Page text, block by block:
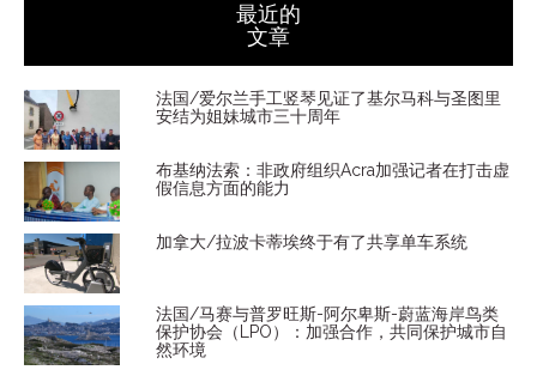
最近的
文章
法国/爱尔兰手工竖琴见证了基尔马科与圣图里
安结为姐妹城市三十周年
布基纳法索：非政府组织Acra加强记者在打击虚
假信息方面的能力
加拿大/拉波卡蒂埃终于有了共享单车系统
法国/马赛与普罗旺斯-阿尔卑斯-蔚蓝海岸鸟类
保护协会（LPO）：加强合作，共同保护城市自
然环境